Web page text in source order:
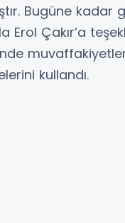
Bugüne kadar
Erol Çakır’a
kullandı.